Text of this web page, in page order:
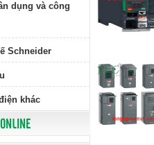
dụng và công
Schneider
khác